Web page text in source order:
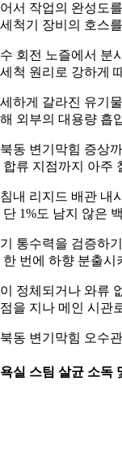
서 작업의 완성도
척기 장비의 호스
회전 노즐에서 분
척 원리로 강하게
하게 갈라진 유기
외부의 대용량 흡
동 변기막힘 증상
합류 지점까지 아주
내 리지드 배관 내
단 1%도 남지 않은
통수력을 검증하
한 번에 하향 분출시
정체되거나 와류
을 지나 메인 시관
동 변기막힘 오수
실 스팀 살균 소독